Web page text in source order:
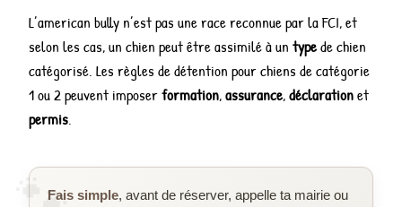
L’american bully n’est pas une race reconnue par la FCI, et
selon les cas, un chien peut être assimilé à un typede chien
catégorisé. Les règles de détention pour chiens de catégorie
1 ou 2 peuvent imposerformation,assurance,déclarationet
permis.
Fais simple, avant de réserver, appelle ta mairie ou